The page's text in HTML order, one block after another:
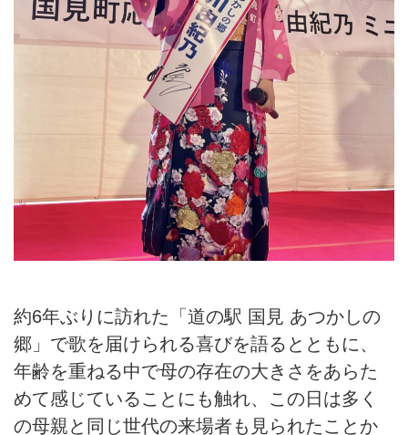
約6年ぶりに訪れた「道の駅 国見 あつかしの
郷」で歌を届けられる喜びを語るとともに、
年齢を重ねる中で母の存在の大きさをあらた
めて感じていることにも触れ、この日は多く
の母親と同じ世代の来場者も見られたことか